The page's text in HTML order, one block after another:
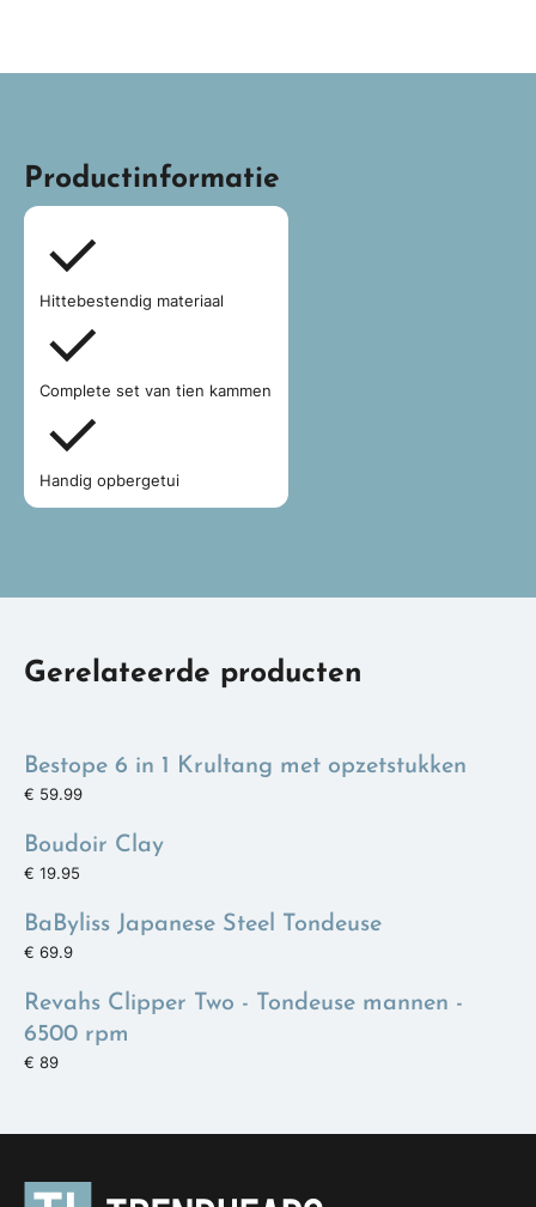
Productinformatie
Hittebestendig materiaal
Complete set van tien kammen
Handig opbergetui
Gerelateerde producten
Bestope 6 in 1 Krultang met opzetstukken
€ 59.99
Boudoir Clay
€ 19.95
BaByliss Japanese Steel Tondeuse
€ 69.9
Revahs Clipper Two - Tondeuse mannen -
6500 rpm
€ 89